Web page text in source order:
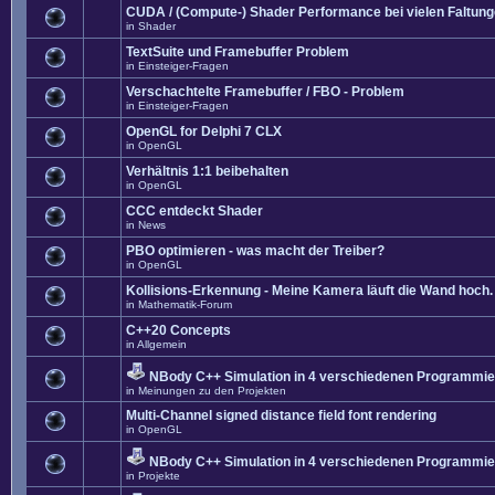
CUDA / (Compute-) Shader Performance bei vielen
in Shader
TextSuite und Framebuffer Problem
in Einsteiger-Fragen
Verschachtelte Framebuffer / FBO - Problem
in Einsteiger-Fragen
OpenGL for Delphi 7 CLX
in OpenGL
Verhältnis 1:1 beibehalten
in OpenGL
CCC entdeckt Shader
in News
PBO optimieren - was macht der Treiber?
in OpenGL
Kollisions-Erkennung - Meine Kamera läuft die Wand hoch.
in Mathematik-Forum
C++20 Concepts
in Allgemein
NBody C++ Simulation in 4 verschiedenen
in Meinungen zu den Projekten
Multi-Channel signed distance field font rendering
in OpenGL
NBody C++ Simulation in 4 verschiedenen
in Projekte